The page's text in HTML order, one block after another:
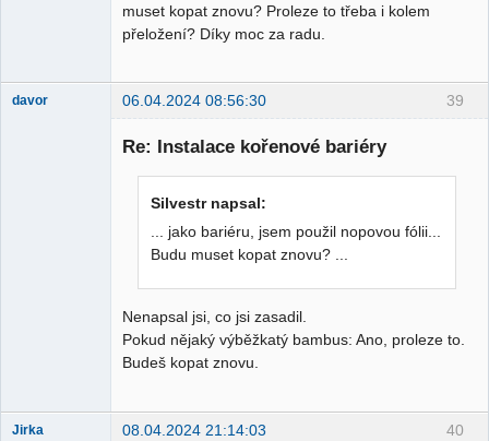
muset kopat znovu? Proleze to třeba i kolem
přeložení? Díky moc za radu.
39
davor 06.04.2024 08:56:30
Re: Instalace kořenové bariéry
Silvestr napsal:
... jako bariéru, jsem použil nopovou fólii...
Budu muset kopat znovu? ...
Nenapsal jsi, co jsi zasadil.
Pokud nějaký výběžkatý bambus: Ano, proleze to.
Budeš kopat znovu.
40
Jirka 08.04.2024 21:14:03